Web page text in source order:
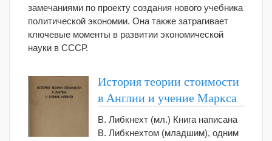
замечаниями по проекту создания нового учебника
политической экономии. Она также затрагивает
ключевые моменты в развитии экономической
науки в СССР.
История теории стоимости
в Англии и учение Маркса
В. Либкнехт (мл.) Книга написана
В. Либкнехтом (младшим), одним